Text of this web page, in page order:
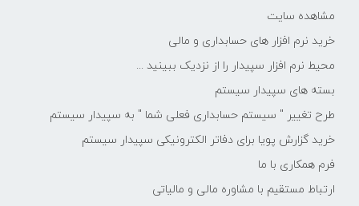
مشاهده سایت
خرید نرم افزار های حسابداری و مالی
محیط نرم افزار سپیدار را از نزدیک ببینید ...
بسته های سپیدار سیستم
طرح تغییر " سیستم حسابداری فعلی شما " به سپیدار سیستم
خرید گزارش پویا برای دفاتر الکترونیکی سپیدار سیستم
فرم همکاری با ما
ارتباط مستقیم با مشاوره مالی و مالیاتی